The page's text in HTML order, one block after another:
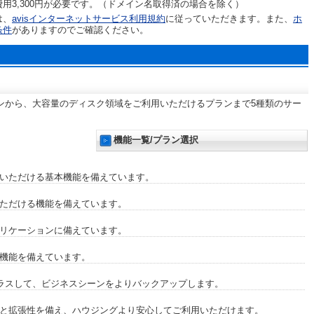
3,300円が必要です。（ドメイン名取得済の場合を除く）
avisインターネットサービス利用規約に従っていただきます。また、 ホ
件がありますのでご確認ください。
ら、大容量のディスク領域をご利用いただけるプランまで5種類のサー
機能一覧/プラン選択
ただける基本機能を備えています。
だける機能を備えています。
ケーションに備えています。
能を備えています。
して、ビジネスシーンをよりバックアップします。
拡張性を備え、ハウジングより安心してご利用いただけます。